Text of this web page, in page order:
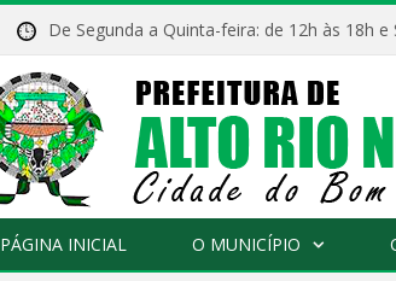
De Segunda a Quinta-feira: de 12h às 18h
PÁGINA INICIAL O MUNICÍPIO